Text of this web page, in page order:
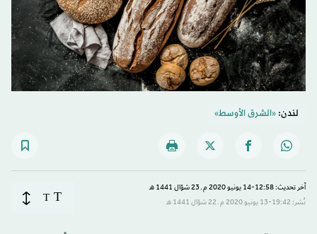
لندن:«الشرق الأوسط»
آخر تحديث: 12:58-14 يونيو 2020 م ـ 23 شوّال 1441 هـ
نُشر: 19:42-13 يونيو 2020 م ـ 22 شوّال 1441 هـ
T
T